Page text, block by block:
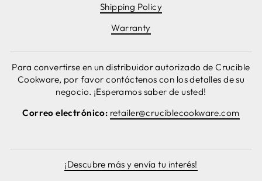
Shipping Policy
Warranty
Para convertirse en un distribuidor autorizado de Crucible
Cookware, por favor contáctenos con los detalles de su
negocio. ¡Esperamos saber de usted!
Correo electrónico: retailer@cruciblecookware.com
¡Descubre más y envía tu interés!